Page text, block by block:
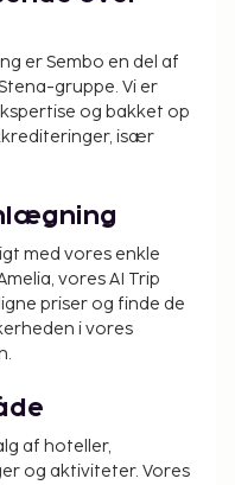
er Sembo en del af
gruppe. Vi er
og bakket op
især
med vores enkle
vores AI Trip
priser og finde de
i vores
af hoteller,
og aktiviteter. Vores